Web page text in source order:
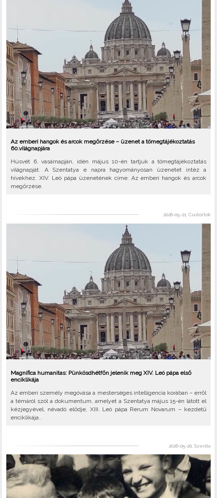
Az emberi hangok és arcok megőrzése – üzenet a tömegtájékoztatás
60.világnapjára
Húsvét 6. vasárnapján, idén május 10-én tartjuk a tömegtájékoztatás
világnapját. A Szentatya e napra hagyományosan üzenetet intéz a
hívekhez. XIV. Leó pápa üzenetének címe: Az emberi hangok és arcok
megőrzése.
2026-05-21, Csütörtök
Magnifica humanitas: Pünkösdhétfőn jelenik meg XIV. Leó pápa első
enciklikája
Az emberi személy megóvása a mesterséges intelligencia korában – erről
a témáról szól a dokumentum, amelyet a Szentatya május 15-én látott el
kézjegyével, névadó elődje, XIII. Leó pápa Rerum Novarum – kezdetű
enciklikája..
2026-05-20, Szerda